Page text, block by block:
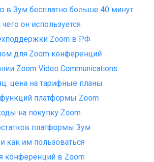
в Зум бесплатно больше 40 минут
он используется
Zoom в РФ
для Zoom конференций
Zoom Video Communications
цена на тарифные планы
платформы Zoom
на покупку Zoom
платформы Зум
как им пользоваться
конференций в Zoom